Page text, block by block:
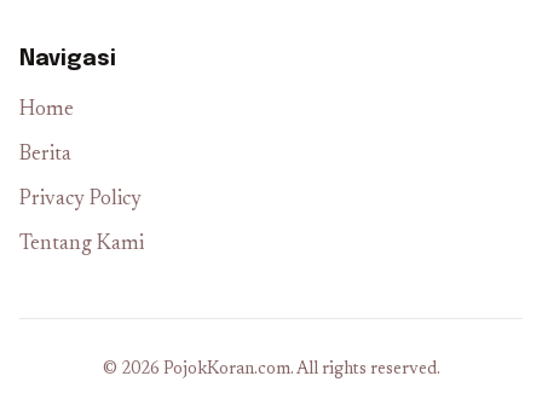
Navigasi
Home
Berita
Privacy Policy
Tentang Kami
© 2026 PojokKoran.com. All rights reserved.